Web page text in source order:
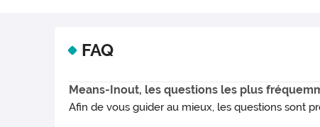
FAQ
Means-Inout, les questions les plus
Afin de vous guider au mieux, les questions sont